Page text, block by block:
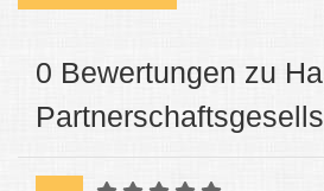
0 Bewertungen zu